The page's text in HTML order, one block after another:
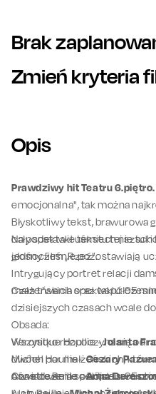
Brak
Zmień kryteria
Opis
Prawdziwy hit Teatru 6.piętro.
emocjonalna", tak można
Błyskotliwy tekst, brawurowa
cały spektakl uśmiech nie
jednocześnie pozostawiają
Intrygujący portret relacji
małżeńskich oraz
dzisiejszych czasach wcale
Wszystko rozpoczyna się od
dwóch par małżeńskich, które
oświadczenie o bójce swoich
Na podstawie tekstu tej sztuki
głośny film „Rzeź”.
Czas trwania spektaklu: 95
Obsada:
Veronique Houllie -Jolanta
Michel Houllie -Cezary
Annette Reille -Anna
Czas trwania spektaklu: 95